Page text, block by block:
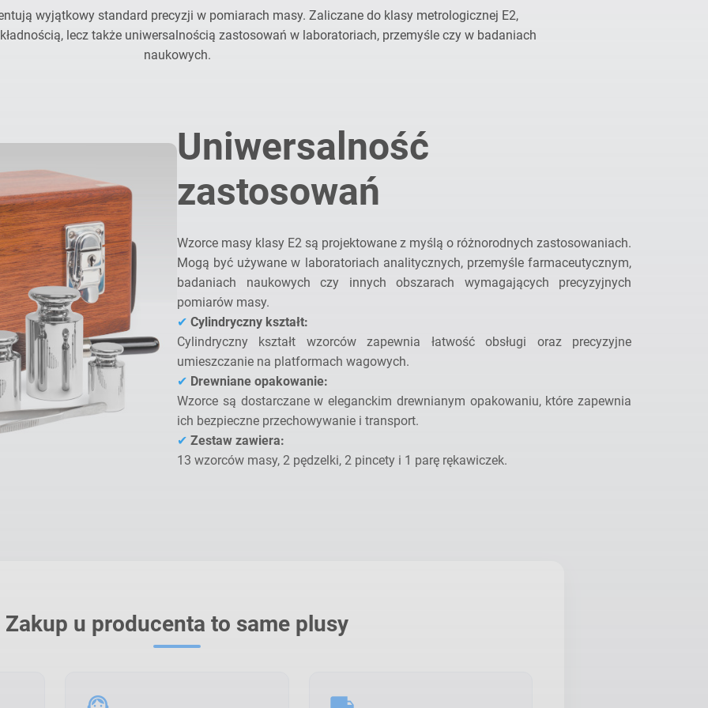
wyjątkowy standard precyzji w pomiarach masy. Zaliczane do klasy metrologicznej E2,
lecz także uniwersalnością zastosowań w laboratoriach, przemyśle czy w badaniach
naukowych.
Uniwersalność
zastosowań
Wzorce masy klasy E2 są projektowane z myślą o różnorodnych zastosowaniach.
Mogą być używane w laboratoriach analitycznych, przemyśle farmaceutycznym,
badaniach naukowych czy innych obszarach wymagających precyzyjnych
pomiarów masy.
✔ Cylindryczny kształt:
Cylindryczny kształt wzorców zapewnia łatwość obsługi oraz precyzyjne
umieszczanie na platformach wagowych.
✔ Drewniane opakowanie:
Wzorce są dostarczane w eleganckim drewnianym opakowaniu, które zapewnia
ich bezpieczne przechowywanie i transport.
✔ Zestaw zawiera:
13 wzorców masy, 2 pędzelki, 2 pincety i 1 parę rękawiczek.
Zakup u producenta to same plusy